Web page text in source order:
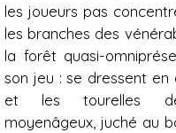
les joueurs pas
les branches des
la forêt quasi-
son jeu : se dressent
et les tourelles de
moyenâgeux, juché au